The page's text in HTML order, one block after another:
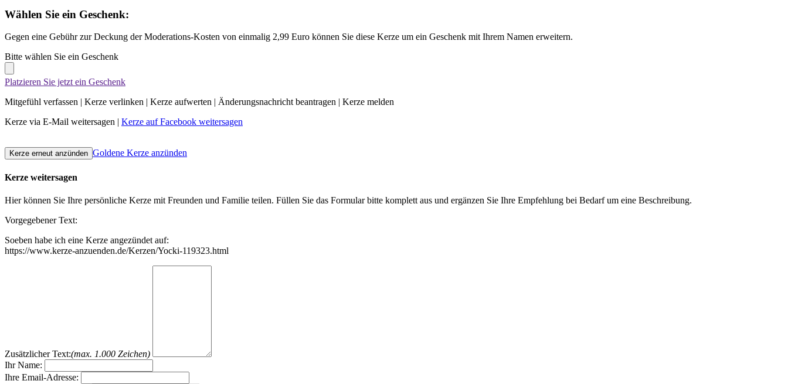
Wählen Sie ein Geschenk:
Gegen eine Gebühr zur Deckung der Moderations-Kosten von einmalig 2,99 Euro können Sie diese Kerze um ein Geschenk mit Ihrem Namen erweitern.
Bitte wählen Sie ein Geschenk
Platzieren Sie jetzt ein Geschenk
Mitgefühl verfassen
Kerze verlinken Kerze aufwerten Änderungsnachricht beantragen
Kerze melden
Kerze via E-Mail weitersagen
Kerze auf Facebook weitersagen
Goldene Kerze anzünden
Kerze weitersagen
Hier können Sie Ihre persönliche Kerze mit Freunden und Familie teilen. Füllen Sie das Formular bitte komplett aus und ergänzen Sie Ihre Empfehlung bei Bedarf um eine Beschreibung.
Vorgegebener Text:
Soeben habe ich eine Kerze angezündet auf:
https://www.kerze-anzuenden.de/Kerzen/Yocki-119323.html
Zusätzlicher Text:(max. 1.000 Zeichen)
Ihr Name:
Ihre Email-Adresse: